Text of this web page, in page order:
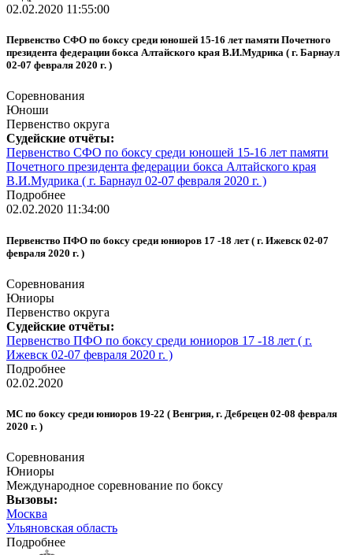
02.02.2020 11:55:00
Первенство СФО по боксу среди юношей 15-16 лет памяти Почетного
президента федерации бокса Алтайского края В.И.Мудрика ( г. Барнаул
02-07 февраля 2020 г. )
Соревнования
Юноши
Первенство округа
Судейские отчёты:
Первенство СФО по боксу среди юношей 15-16 лет памяти
Почетного президента федерации бокса Алтайского края
В.И.Мудрика ( г. Барнаул 02-07 февраля 2020 г. )
Подробнее
02.02.2020 11:34:00
Первенство ПФО по боксу среди юниоров 17 -18 лет ( г. Ижевск 02-07
февраля 2020 г. )
Соревнования
Юниоры
Первенство округа
Судейские отчёты:
Первенство ПФО по боксу среди юниоров 17 -18 лет ( г.
Ижевск 02-07 февраля 2020 г. )
Подробнее
02.02.2020
МС по боксу среди юниоров 19-22 ( Венгрия, г. Дебрецен 02-08 февраля
2020 г. )
Соревнования
Юниоры
Международное соревнование по боксу
Вызовы:
Москва
Ульяновская область
Подробнее